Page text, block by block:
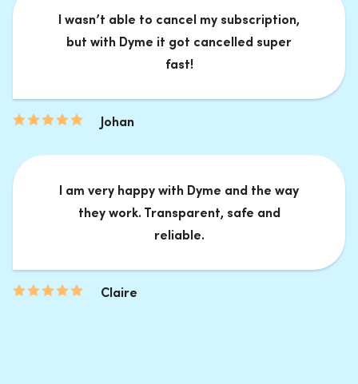
I wasn’t able to cancel my subscription,
but with Dyme it got cancelled super
fast!
Johan
I am very happy with Dyme and the way
they work. Transparent, safe and
reliable.
Claire